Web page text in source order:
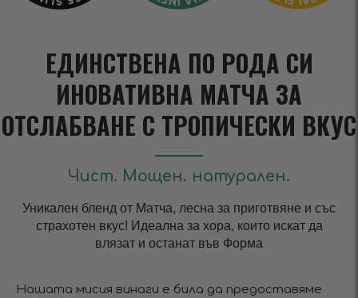
ЕДИНСТВЕНА ПО РОДА СИ
ИНОВАТИВНА МАТЧА ЗА
ОТСЛАБВАНЕ С ТРОПИЧЕСКИ ВКУС
Чист. Мощен. натурален.
Уникален бленд от Матча, лесна за приготвяне и със
страхотен вкус! Идеална за хора, които искат да
влязат и останат във Форма
Нашата мисия винаги е била да предоставяме